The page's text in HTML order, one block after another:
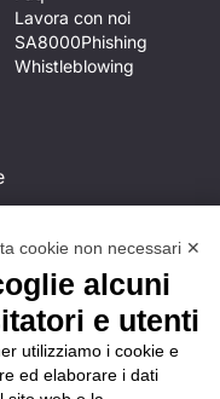
Lavora con noi
SA8000Phishing
Whistleblowing
cookie non necessari ✕
alcuni
e utenti
utilizziamo i cookie e
ed elaborare i dati